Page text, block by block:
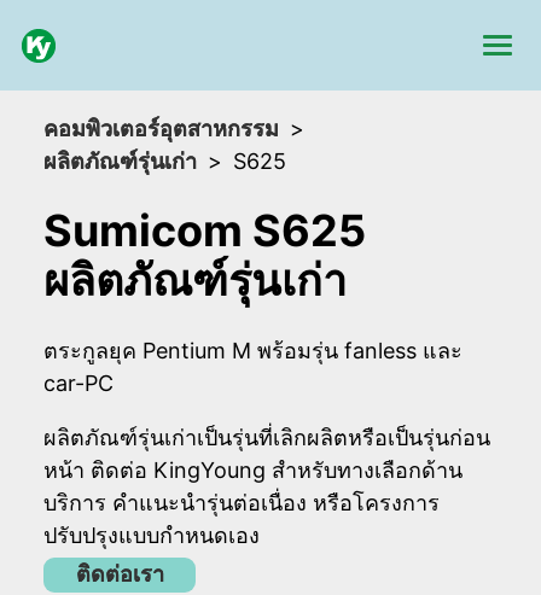
คอมพิวเตอร์อุตสาหกรรม
ผลิตภัณฑ์รุ่นเก่า
S625
Sumicom S625
ผลิตภัณฑ์รุ่นเก่า
ตระกูลยุค Pentium M พร้อมรุ่น fanless และ
car-PC
ผลิตภัณฑ์รุ่นเก่าเป็นรุ่นที่เลิกผลิตหรือเป็นรุ่นก่อน
หน้า ติดต่อ KingYoung สำหรับทางเลือกด้าน
บริการ คำแนะนำรุ่นต่อเนื่อง หรือโครงการ
ปรับปรุงแบบกำหนดเอง
ติดต่อเรา